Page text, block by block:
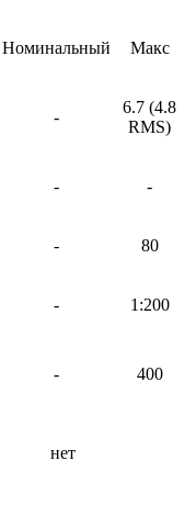
Номинальный Макс
-
6.7 (4.8
RMS)
- -
- 80
- 1:200
- 400
нет